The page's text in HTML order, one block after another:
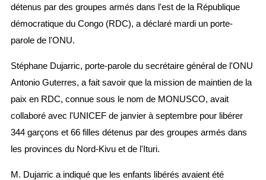
détenus par des groupes armés dans l'est de la République
démocratique du Congo (RDC), a déclaré mardi un porte-
parole de l'ONU.
Stéphane Dujarric, porte-parole du secrétaire général de l'ONU
Antonio Guterres, a fait savoir que la mission de maintien de la
paix en RDC, connue sous le nom de MONUSCO, avait
collaboré avec l'UNICEF de janvier à septembre pour libérer
344 garçons et 66 filles détenus par des groupes armés dans
les provinces du Nord-Kivu et de l'Ituri.
M. Dujarric a indiqué que les enfants libérés avaient été